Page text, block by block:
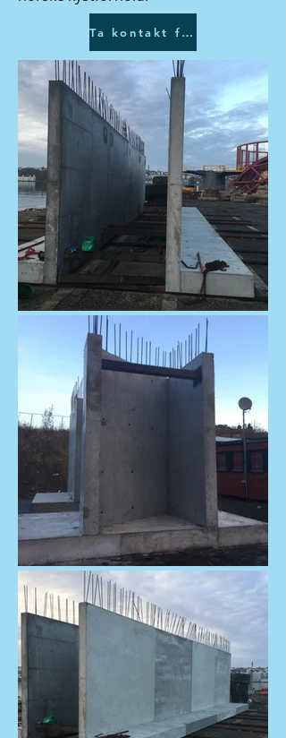
Ta kontakt for ett uforpliktende tilbud